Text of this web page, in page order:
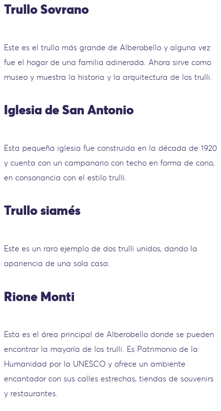
Trullo Sovrano
Este es el trullo más grande de Alberobello y alguna vez
fue el hogar de una familia adinerada. Ahora sirve como
museo y muestra la historia y la arquitectura de los trulli.
Iglesia de San Antonio
Esta pequeña iglesia fue construida en la década de 1920
y cuenta con un campanario con techo en forma de cono,
en consonancia con el estilo trulli.
Trullo siamés
Este es un raro ejemplo de dos trulli unidos, dando la
apariencia de una sola casa.
Rione Monti
Esta es el área principal de Alberobello donde se pueden
encontrar la mayoría de los trulli. Es Patrimonio de la
Humanidad por la UNESCO y ofrece un ambiente
encantador con sus calles estrechas, tiendas de souvenirs
y restaurantes.